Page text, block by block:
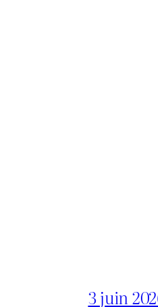
3 juin